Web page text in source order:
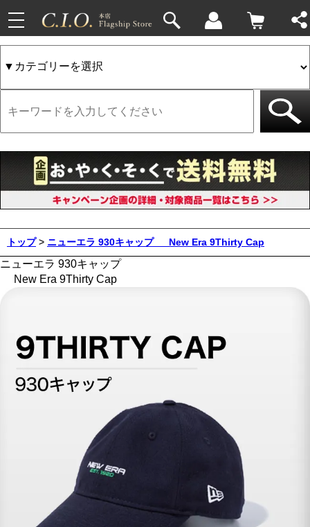
toggle
navigation
トップ > ニューエラ 930キャップ New Era 9Thirty Cap
ニューエラ 930キャップ
New Era 9Thirty Cap